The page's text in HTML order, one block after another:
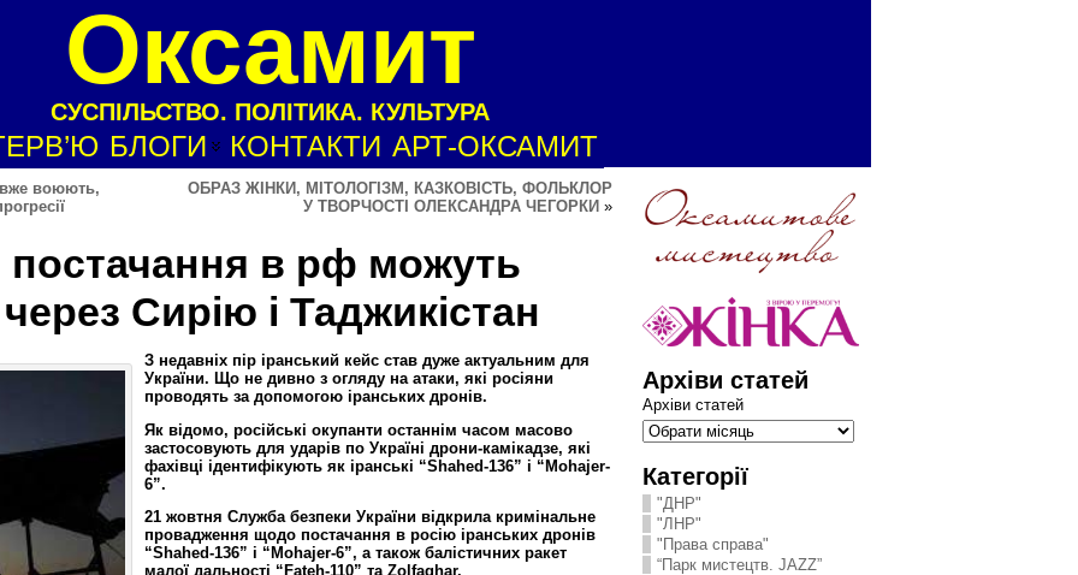
Оксамит
СУСПІЛЬСТВО. ПОЛІТИКА. КУЛЬТУРА
БЛОГИ КОНТАКТИ АРТ-ОКСАМИТ
вже воюють,
ОБРАЗ ЖІНКИ, МІТОЛОГІЗМ, КАЗКОВІСТЬ, ФОЛЬКЛОР
У ТВОРЧОСТІ ОЛЕКСАНДРА ЧЕГОРКИ »
постачання в рф можуть
Сирію і Таджикістан
З недавніх пір іранський кейс став дуже актуальним для
України. Що не дивно з огляду на атаки, які росіяни
проводять за допомогою іранських дронів.
Як відомо, російські окупанти останнім часом масово
застосовують для ударів по Україні дрони-камікадзе, які
фахівці ідентифікують як іранські “Shahed-136” і “Mohajer-
6”.
21 жовтня Служба безпеки України відкрила кримінальне
провадження щодо постачання в росію іранських дронів
“Shahed-136” і “Mohajer-6”, а також балістичних ракет
малої дальності “Fateh-110” та Zolfaghar.
Архіви статей
Архіви статей
Категорії
"ДНР"
"ЛНР"
"Права справа"
“Парк мистецтв. JAZZ”